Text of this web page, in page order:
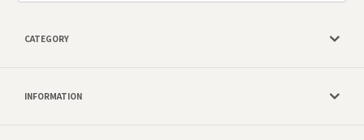
CATEGORY
INFORMATION